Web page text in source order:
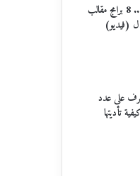
بعد رامز نيفر إند.. 8 برامج مقالب
(فيديو)
على عدد
تأديتها